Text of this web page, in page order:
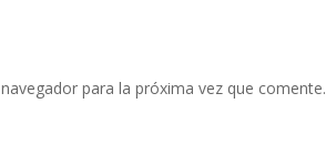
para la próxima vez que comente.